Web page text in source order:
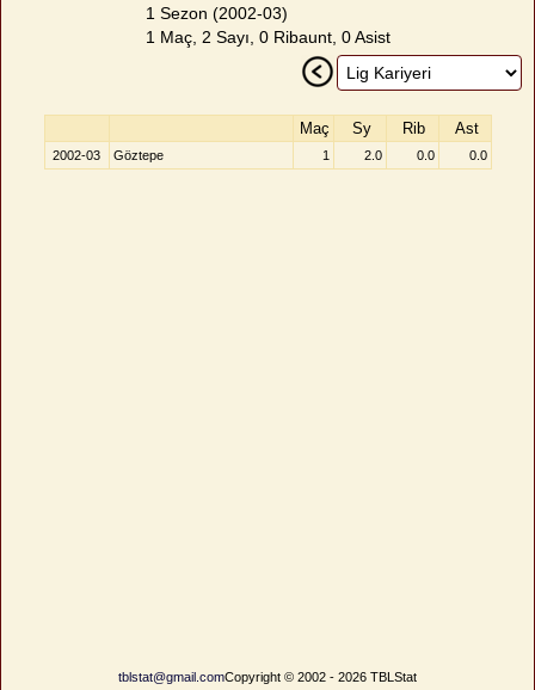
1 Sezon (2002-03)
1 Maç, 2 Sayı, 0 Ribaunt, 0 Asist
Maç Sy Rib Ast
2002-03 Göztepe 1 2.0 0.0 0.0
tblstat@gmail.comCopyright © 2002 - 2026 TBLStat